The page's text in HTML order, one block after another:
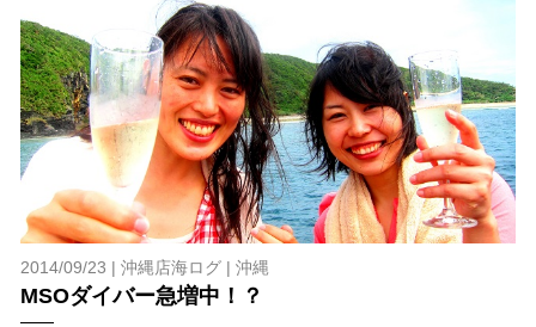
2014/09/23 | 沖縄店海ログ| 沖縄
MSOダイバー急増中！？